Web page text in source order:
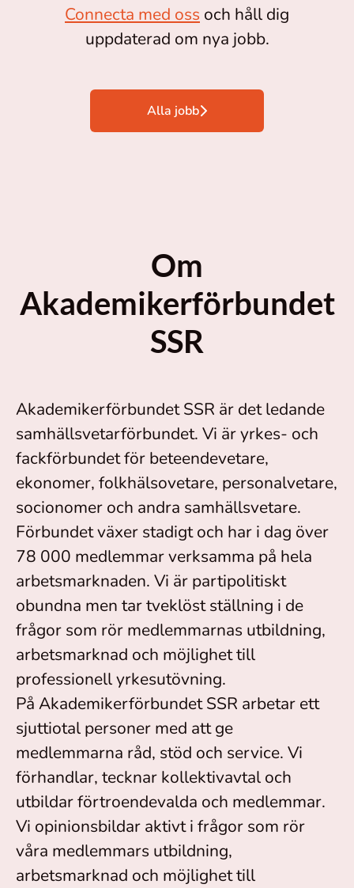
Connecta med oss och håll dig
uppdaterad om nya jobb.
Alla jobb
Om
Akademikerförbundet
SSR
Akademikerförbundet SSR är det ledande
samhällsvetarförbundet. Vi är yrkes- och
fackförbundet för beteendevetare,
ekonomer, folkhälsovetare, personalvetare,
socionomer och andra samhällsvetare.
Förbundet växer stadigt och har i dag över
78 000 medlemmar verksamma på hela
arbetsmarknaden. Vi är partipolitiskt
obundna men tar tveklöst ställning i de
frågor som rör medlemmarnas utbildning,
arbetsmarknad och möjlighet till
professionell yrkesutövning.
På Akademikerförbundet SSR arbetar ett
sjuttiotal personer med att ge
medlemmarna råd, stöd och service. Vi
förhandlar, tecknar kollektivavtal och
utbildar förtroendevalda och medlemmar.
Vi opinionsbildar aktivt i frågor som rör
våra medlemmars utbildning,
arbetsmarknad och möjlighet till